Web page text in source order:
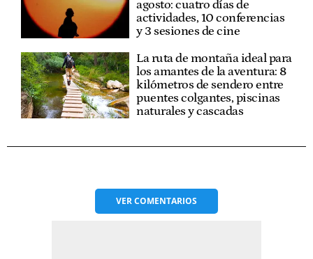
agosto: cuatro días de
actividades, 10 conferencias
y 3 sesiones de cine
La ruta de montaña ideal para
los amantes de la aventura: 8
kilómetros de sendero entre
puentes colgantes, piscinas
naturales y cascadas
VERCOMENTARIOS